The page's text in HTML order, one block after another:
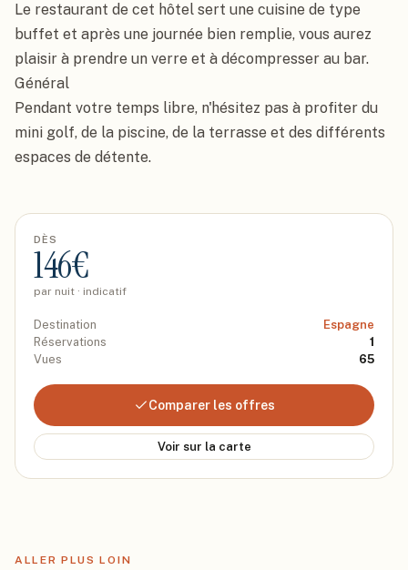
Le restaurant de cet hôtel sert une cuisine de type
buffet et après une journée bien remplie, vous aurez
plaisir à prendre un verre et à décompresser au bar.
Général
Pendant votre temps libre, n'hésitez pas à profiter du
mini golf, de la piscine, de la terrasse et des différents
espaces de détente.
DÈS
146€
par nuit · indicatif
Destination
Espagne
Réservations
1
Vues
65
Comparer les offres
Voir sur la carte
ALLER PLUS LOIN